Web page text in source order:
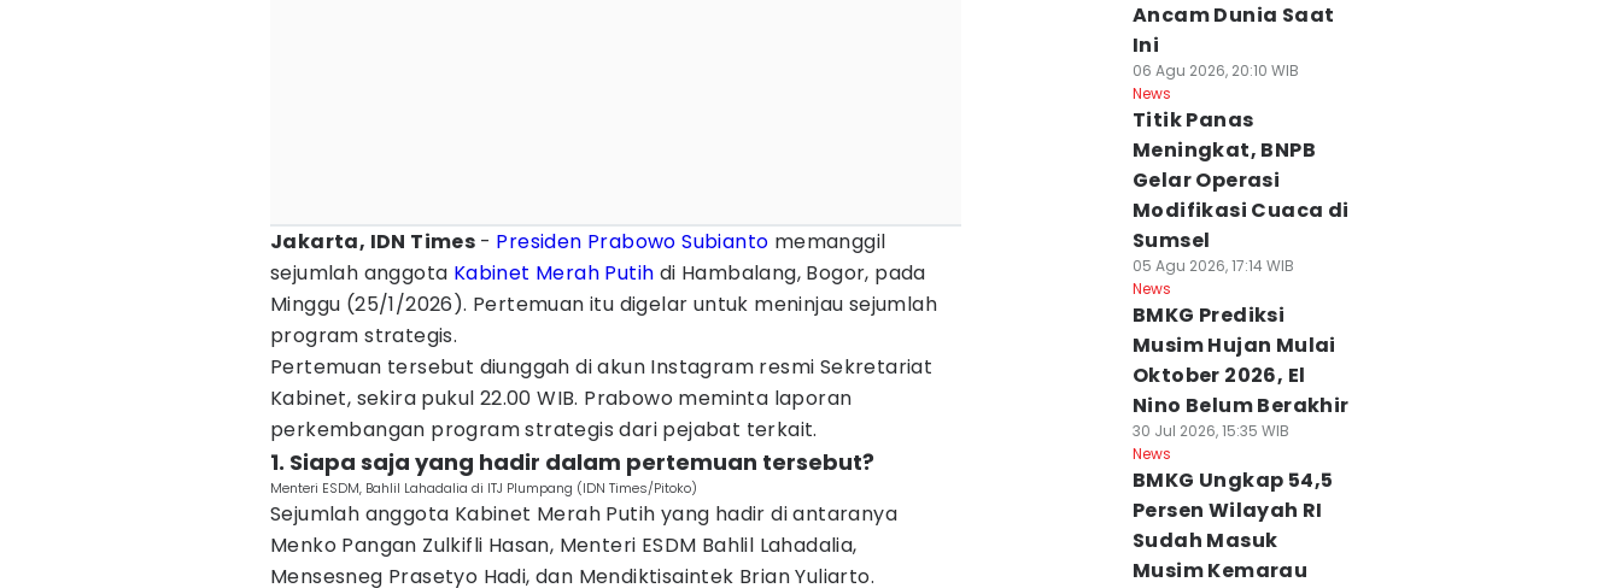
Jakarta, IDN Times - Presiden Prabowo Subianto memanggil
sejumlah anggota Kabinet Merah Putih di Hambalang, Bogor, pada
Minggu (25/1/2026). Pertemuan itu digelar untuk meninjau sejumlah
program strategis.
Pertemuan tersebut diunggah di akun Instagram resmi Sekretariat
Kabinet, sekira pukul 22.00 WIB. Prabowo meminta laporan
perkembangan program strategis dari pejabat terkait.
1. Siapa saja yang hadir dalam pertemuan tersebut?
Menteri ESDM, Bahlil Lahadalia di ITJ Plumpang (IDN Times/Pitoko)
Sejumlah anggota Kabinet Merah Putih yang hadir di antaranya
Menko Pangan Zulkifli Hasan, Menteri ESDM Bahlil Lahadalia,
Mensesneg Prasetyo Hadi, dan Mendiktisaintek Brian Yuliarto.
Ancam Dunia Saat
Ini
06 Agu 2026, 20:10 WIB
News
Titik Panas
Meningkat, BNPB
Gelar Operasi
Modifikasi Cuaca di
Sumsel
05 Agu 2026, 17:14 WIB
News
BMKG Prediksi
Musim Hujan Mulai
Oktober 2026, El
Nino Belum Berakhir
30 Jul 2026, 15:35 WIB
News
BMKG Ungkap 54,5
Persen Wilayah RI
Sudah Masuk
Musim Kemarau